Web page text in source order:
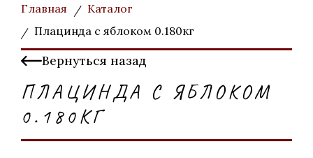
Главная
Каталог
Плацинда с яблоком 0.180кг
Вернуться назад
ПЛАЦИНДА С ЯБЛОКОМ
0.180КГ